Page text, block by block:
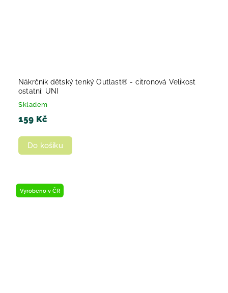
Nákrčník dětský tenký Outlast® - citronová Velikost
ostatní: UNI
Skladem
159 Kč
Do košíku
Vyrobeno v ČR